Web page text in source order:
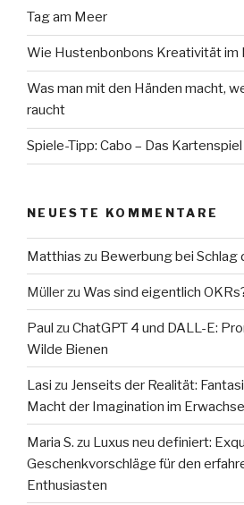
Tag am Meer
Wie Hustenbonbons Kreativität im
Was man mit den Händen macht,
raucht
Spiele-Tipp: Cabo – Das
NEUESTE KOMMENTARE
Matthias zu Bewerbung bei Schlag
Müllerzu Was sind eigentlich
Paul zu ChatGPT 4 und DALL-E:
Wilde Bienen
Lasi zu Jenseits der Realität:
Macht der Imagination im
Maria S. zu Luxus neu definiert:
Geschenkvorschläge für den
Enthusiasten